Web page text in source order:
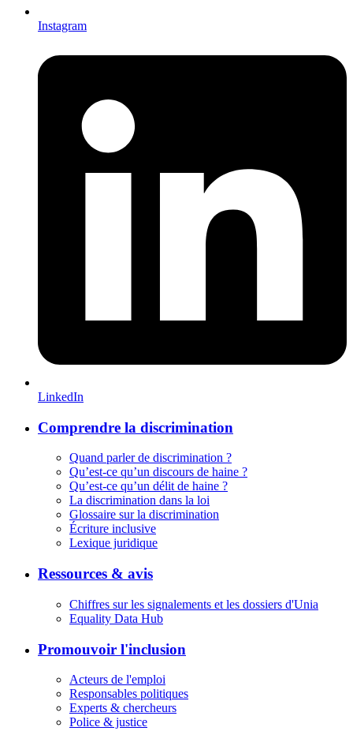
Instagram
LinkedIn
Comprendre la discrimination
Quand parler de discrimination ?
Qu’est-ce qu’un discours de haine ?
Qu’est-ce qu’un délit de haine ?
La discrimination dans la loi
Glossaire sur la discrimination
Écriture inclusive
Lexique juridique
Ressources & avis
Chiffres sur les signalements et les dossiers d'Unia
Equality Data Hub
Promouvoir l'inclusion
Acteurs de l'emploi
Responsables politiques
Experts & chercheurs
Police & justice